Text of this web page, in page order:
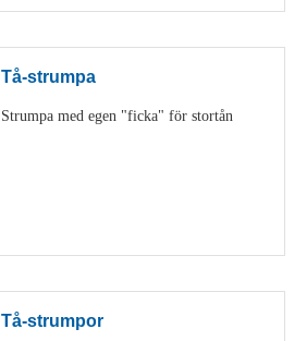
Tå-strumpa
Strumpa med egen "ficka" för stortån
Tå-strumpor